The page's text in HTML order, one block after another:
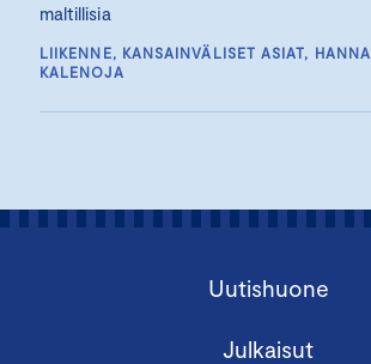
maltillisia
LIIKENNE, KANSAINVÄLISET ASIAT, HANNA
KALENOJA
Uutishuone
Julkaisut